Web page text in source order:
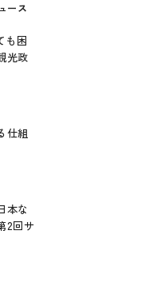
ース
も困
光政
仕組
本な
2回サ